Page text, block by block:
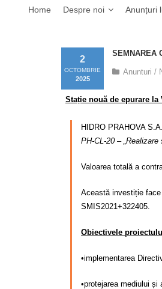
Home Despre noi Anunțuri
SEMNAREA
2
OCTOMBRIE
2025
Anunturi /
Stație nouă de epurare
HIDRO PRAHOVA
PH-CL-20 –
Valoarea totală a
Această investiție face
SMIS2021+322405.
Obiectivele
•implementarea
•protejarea mediului